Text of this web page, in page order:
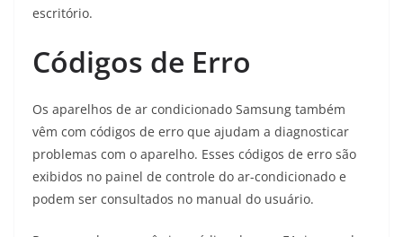
escritório.
Códigos de Erro
Os aparelhos de ar condicionado Samsung também
vêm com códigos de erro que ajudam a diagnosticar
problemas com o aparelho. Esses códigos de erro são
exibidos no painel de controle do ar-condicionado e
podem ser consultados no manual do usuário.